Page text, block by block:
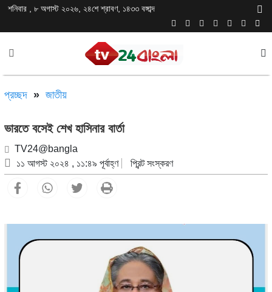
শনিবার , ৮ অগাস্ট ২০২৬, ২৪শে শ্রাবণ, ১৪৩৩ বঙ্গাব্দ
প্রচ্ছদ» জাতীয়
ভারতে বসেই শেখ হাসিনার বার্তা
TV24@bangla
১১ আগস্ট ২০২৪ , ১১:৪৯ পূর্বাহ্ণ
প্রিন্ট সংস্করণ